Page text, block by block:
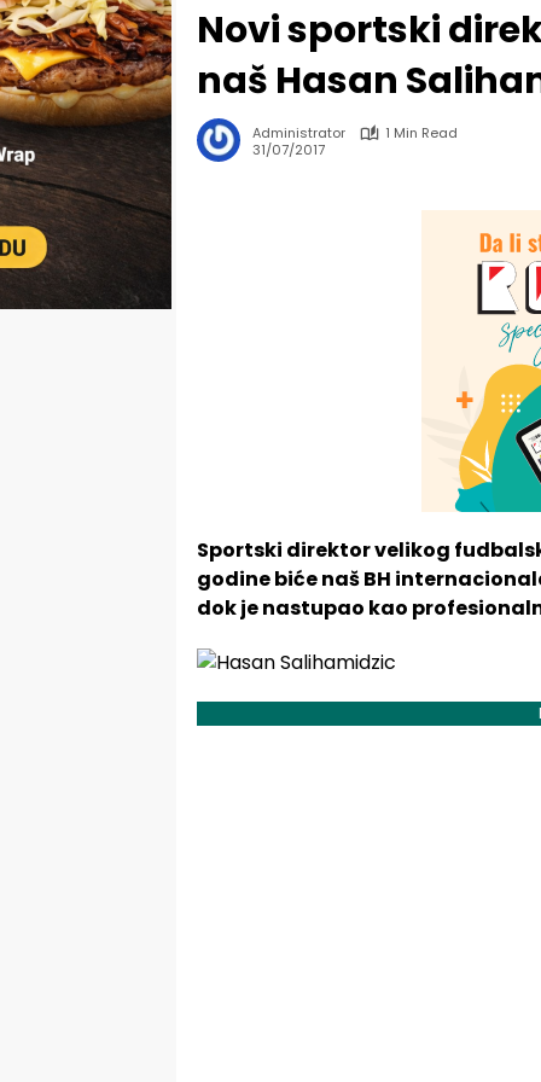
Novi sportski
naš Hasan
Administrator
1 Min Read
31/07/2017
Sportski direktor velikog
godine biće naš BH
dok je nastupao kao